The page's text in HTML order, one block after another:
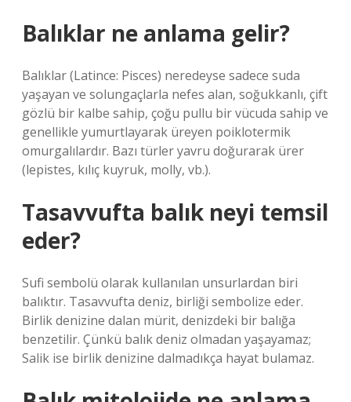
Balıklar ne anlama gelir?
Balıklar (Latince: Pisces) neredeyse sadece suda
yaşayan ve solungaçlarla nefes alan, soğukkanlı, çift
gözlü bir kalbe sahip, çoğu pullu bir vücuda sahip ve
genellikle yumurtlayarak üreyen poiklotermik
omurgalılardır. Bazı türler yavru doğurarak ürer
(lepistes, kılıç kuyruk, molly, vb.).
Tasavvufta balık neyi temsil
eder?
Sufi sembolü olarak kullanılan unsurlardan biri
balıktır. Tasavvufta deniz, birliği sembolize eder.
Birlik denizine dalan mürit, denizdeki bir balığa
benzetilir. Çünkü balık deniz olmadan yaşayamaz;
Salik ise birlik denizine dalmadıkça hayat bulamaz.